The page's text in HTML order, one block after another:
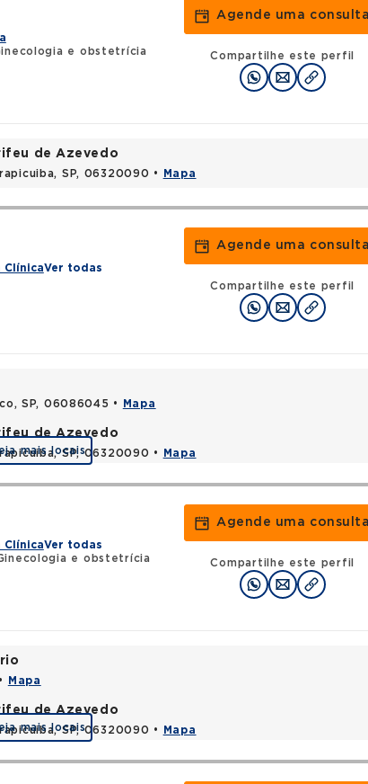
e obstetrícia
Agende uma consulta
Compartilhe este perfil
de Azevedo
SP, 06320090 • Mapa
ClínicaVer todas
Agende uma consulta
Compartilhe este perfil
SP, 06086045 • Mapa
de Azevedo
SP, 06320090 • Mapa
mais locais
ClínicaVer todas
e obstetrícia
Agende uma consulta
Compartilhe este perfil
Mapa
de Azevedo
SP, 06320090 • Mapa
mais locais